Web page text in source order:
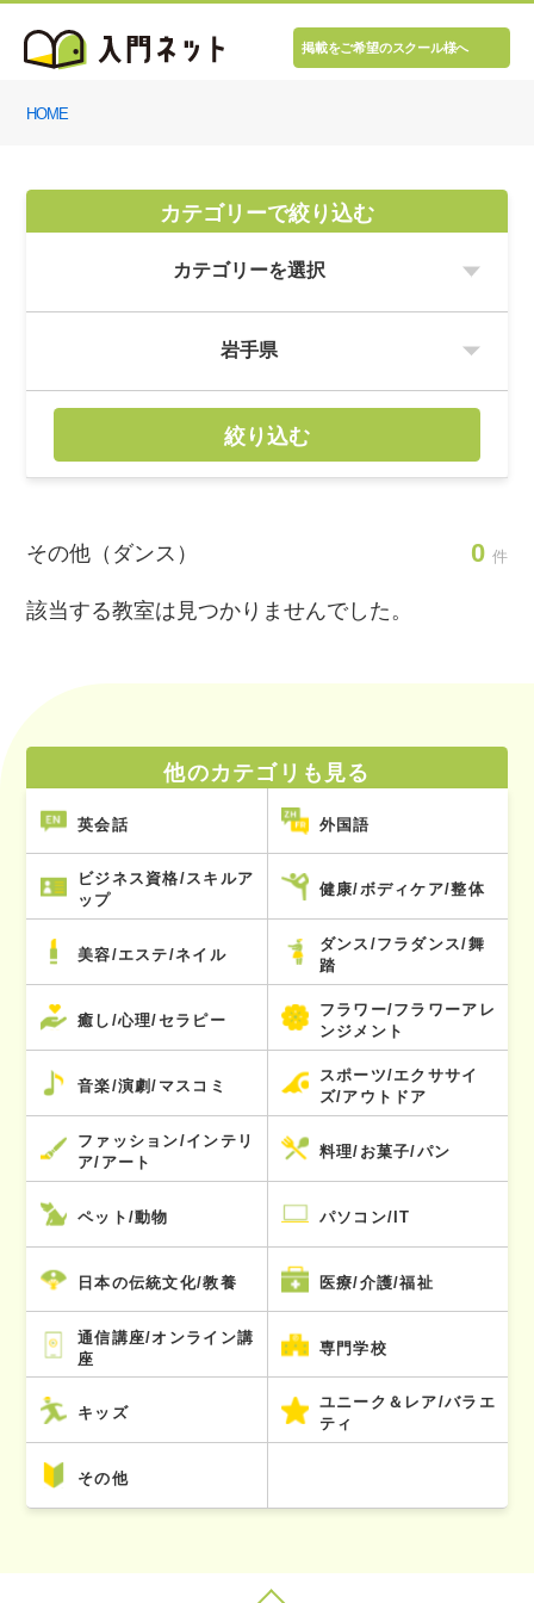
掲載をご希望のスクール様へ
HOME
カテゴリーで絞り込む
絞り込む
その他（ダンス） 0 件
該当する教室は見つかりませんでした。
他のカテゴリも見る
英会話 外国語
ビジネス資格/スキルア
ップ
健康/ボディケア/整体
美容/エステ/ネイル
ダンス/フラダンス/舞
踏
癒し/心理/セラピー
フラワー/フラワーアレ
ンジメント
音楽/演劇/マスコミ
スポーツ/エクササイ
ズ/アウトドア
ファッション/インテリ
ア/アート
料理/お菓子/パン
ペット/動物 パソコン/IT
日本の伝統文化/教養 医療/介護/福祉
通信講座/オンライン講
座
専門学校
キッズ
ユニーク＆レア/バラエ
ティ
その他